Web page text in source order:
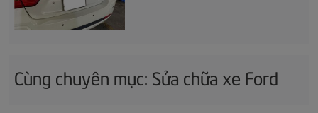
Cùng chuyên mục: Sửa chữa xe Ford